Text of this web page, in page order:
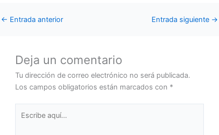
← Entrada anterior Entrada siguiente →
Deja un comentario
Tu dirección de correo electrónico no será publicada.
Los campos obligatorios están marcados con *
aquí...